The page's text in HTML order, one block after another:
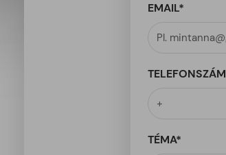
EMAIL*
TELEFONSZÁM
TÉMA*